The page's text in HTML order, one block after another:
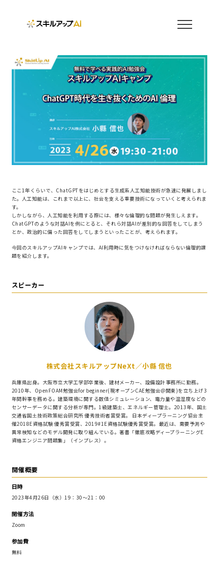
ここ1年くらいで、ChatGPTをはじめとする生成系人工知能技術が急速に発展しまし
た。人工知能は、これまで以上に、社会を支える重要技術になっていくと考えられま
す。
しかしながら、人工知能を利用する際には、様々な倫理的な問題が発生しえます。
ChatGPTのような対話AIを例にとると、それら対話AIが差別的な回答をしてしまう
とか、政治的に偏った回答をしてしまうといったことが、考えられます。
今回のスキルアップAIキャンプでは、AI利用時に気をつけなければならない倫理的課
題を紹介します。
スピーカー
株式会社スキルアップNeXt／小縣 信也
兵庫県出身。大阪市立大学工学部卒業後、建材メーカー、設備設計事務所に勤務。
2010年、OpenFOAM勉強会for beginner(現オープンCAE勉強会＠関東)を立ち上げ3
年間幹事を務める。建築環境に関する数値シミュレーション、電力量や温湿度などの
センサーデータに関する分析が専門。1級建築士、エネルギー管理士。2013年、国土
交通省国土技術政策総合研究所 優秀技術者賞受賞。 日本ディープラーニング協会主
催2018E資格試験 優秀賞受賞、2019#1E資格試験優秀賞受賞。最近は、需要予測や
異常検知などのモデル開発に取り組んでいる。著書「徹底攻略ディープラーニングE
資格エンジニア問題集」（インプレス）。
開催概要
日時
2023年4月26日（水）19：30～21：00
開催方法
Zoom
参加費
無料